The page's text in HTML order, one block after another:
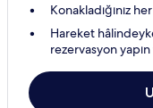
Konakladığınız
Hareket
rezervasyon yapın